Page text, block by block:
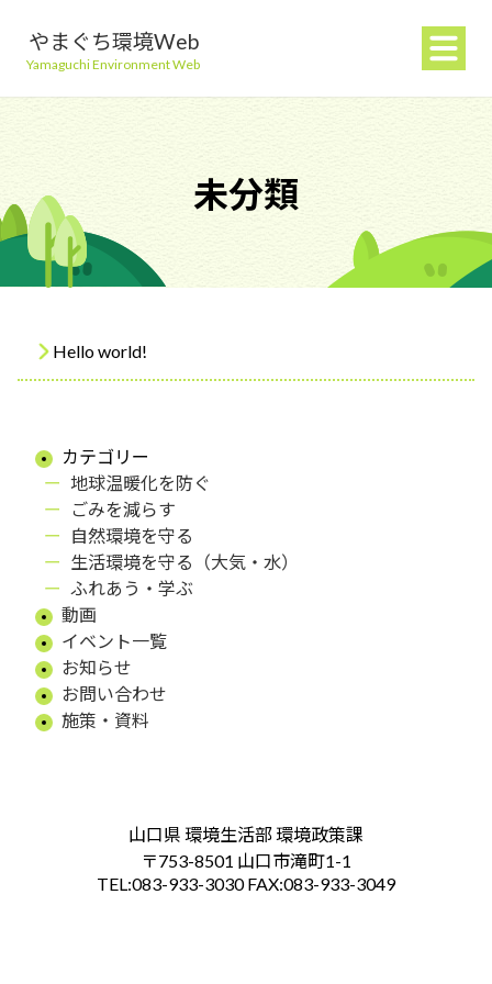
やまぐち環境Web
Yamaguchi Environment Web
地球温暖化を防ぐ
自然環境を守る
ふれあう・学ぶ
未分類
Hello world!
カテゴリー
地球温暖化を防ぐ
ごみを減らす
自然環境を守る
生活環境を守る（大気・水）
ふれあう・学ぶ
動画
イベント一覧
お知らせ
お問い合わせ
施策・資料
山口県 環境生活部 環境政策課
〒753-8501 山口市滝町1-1
TEL:083-933-3030 FAX:083-933-3049